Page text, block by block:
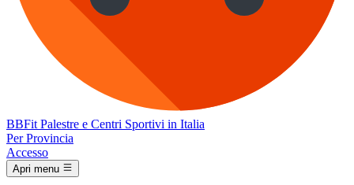
BBFit Palestre e Centri Sportivi in Italia
Per Provincia
Accesso
Apri menu